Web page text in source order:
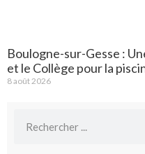
Boulogne-sur-Gesse :
et le Collège pour la
8 août 2026